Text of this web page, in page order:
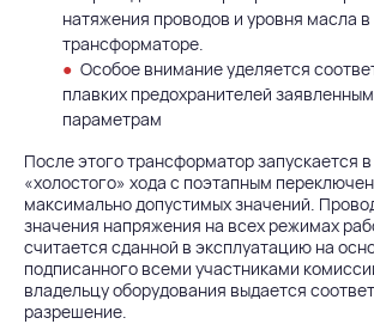
натяжения проводов и уровня масла в
трансформаторе.
Особое внимание уделяется
плавких предохранителей
параметрам
После этого трансформатор запускается
«холостого» хода с поэтапным
максимально допустимых значений.
значения напряжения на всех режимах
считается сданной в эксплуатацию на
подписанного всеми участниками
владельцу оборудования выдается
разрешение.